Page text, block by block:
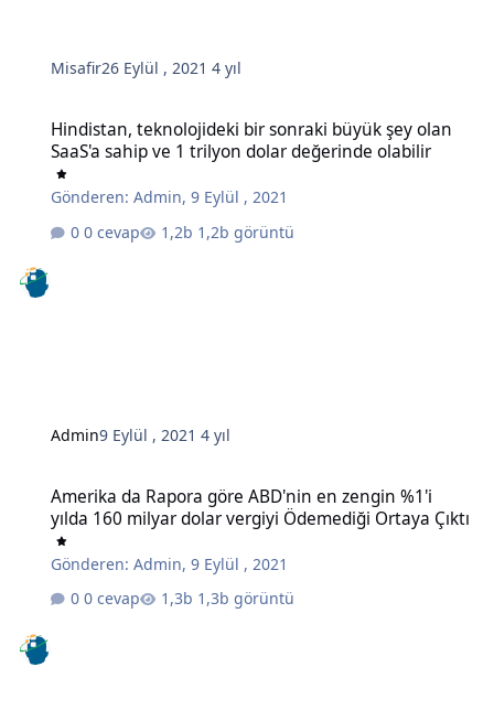
Misafir26 Eylül , 20214 yıl
Hindistan, teknolojideki bir sonraki büyük şey olan
SaaS'a sahip ve 1 trilyon dolar değerinde olabilir
Gönderen:Admin,9 Eylül , 2021
0 cevap
1,2b görüntü
Admin9 Eylül , 20214 yıl
Amerika da Rapora göre ABD'nin en zengin %1'i
yılda 160 milyar dolar vergiyi Ödemediği Ortaya Çıktı
Gönderen:Admin,9 Eylül , 2021
0 cevap
1,3b görüntü